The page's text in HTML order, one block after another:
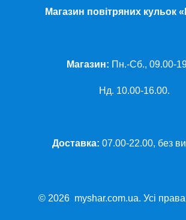
Магазин повітряних кульок
Магазин: Пн.-Сб., 09.00-
Нд. 10.00-16.00.
Доставка: 07.00-22.00, без
© 2026 myshar.com.ua. Усі